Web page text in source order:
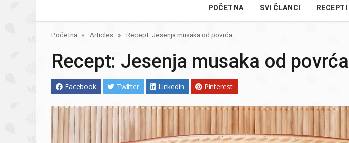
POČETNA SVI ČLANCI RECEPTI
Početna Articles Recept: Jesenja musaka od povrća
Recept: Jesenja musaka od povrća
Facebook Twitter Linkedin Pinterest
Image